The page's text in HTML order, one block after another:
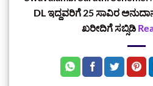
DL ಇದ್ದವರಿಗೆ 25 ಸಾವಿರ
ಖರೀದಿಗೆ ಸಬ್ಸಿಡಿ